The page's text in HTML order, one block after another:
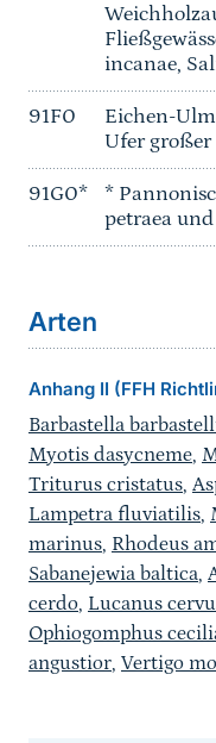
incanae,
91F0
Eichen-
Ufer großer
91G0*
*
petraea
Arten
Anhang II (FFH
Barbastella
Myotis dasycneme,
Triturus cristatus,
Lampetra fluviatilis,
marinus, Rhodeus
Sabanejewia baltica,
cerdo, Lucanus
Ophiogomphus
angustior, Vertigo